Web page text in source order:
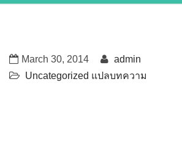
March 30, 2014
admin
Uncategorized แปลบทความ